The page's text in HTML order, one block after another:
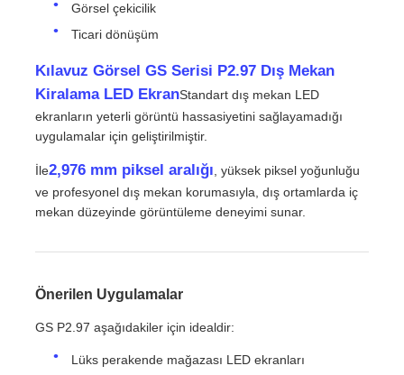
Bir İndirim İste
LED Video Duvar Ekranı
LED ekran ekranı
konser led ekranı
Sahne LED ekran kiralama
Cob LED video duvarı
Şeffaf LED ekran
Görsel çekicilik
Ticari dönüşüm
Kılavuz Görsel GS Serisi P2.97 Dış Mekan
Kiralama LED EkranStandart dış mekan LED
ekranların yeterli görüntü hassasiyetini sağlayamadığı
uygulamalar için geliştirilmiştir.
İle2,976 mm piksel aralığı , yüksek piksel yoğunluğu
ve profesyonel dış mekan korumasıyla, dış ortamlarda iç
mekan düzeyinde görüntüleme deneyimi sunar.
Önerilen Uygulamalar
GS P2.97 aşağıdakiler için idealdir:
Lüks perakende mağazası LED ekranları